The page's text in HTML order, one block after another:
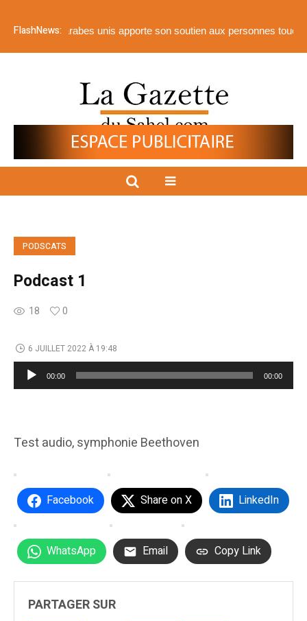
FlashNews:
arabes unis apporte son soutien aux personnes touchées par
PODSCATS
Podcast 1
18 0
6 JUILLET 2022 À 19:48
Lecteur
audio
00:00 00:00
Test audio, symphonie Beethoven
Facebook Share on X LinkedIn
WhatsApp Email Copy Link
PARTAGER SUR